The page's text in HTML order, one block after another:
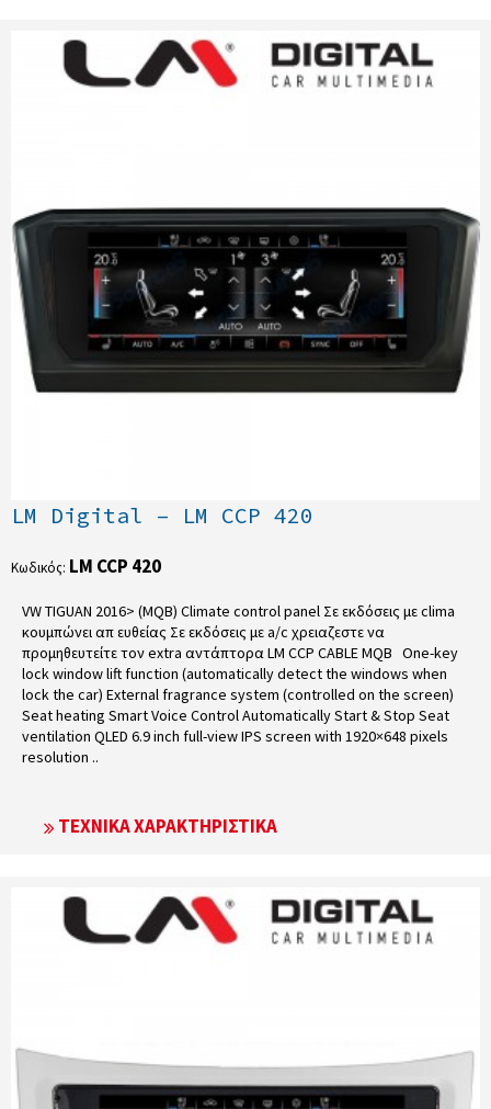
LM Digital – LM CCP 420
Κωδικός: LM CCP 420
VW TIGUAN 2016> (MQB) Climate control panel Σε εκδόσεις με clima
κουμπώνει απ ευθείας Σε εκδόσεις με a/c χρειαζεστε να
προμηθευτείτε τον extra αντάπτορα LM CCP CABLE MQB One-key
lock window lift function (automatically detect the windows when
lock the car) External fragrance system (controlled on the screen)
Seat heating Smart Voice Control Automatically Start & Stop Seat
ventilation QLED 6.9 inch full-view IPS screen with 1920×648 pixels
resolution ..
ΤΕΧΝΙΚΆ ΧΑΡΑΚΤΗΡΙΣΤΙΚΆ